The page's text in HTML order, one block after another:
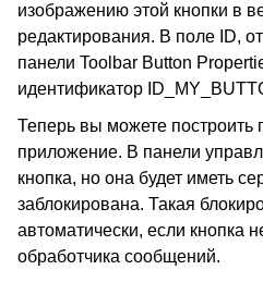
изображению этой кнопки в
редактирования. В поле ID,
панели Toolbar Button
идентификатор
Теперь вы можете построить
приложение. В панели
кнопка, но она будет иметь
заблокирована. Такая
автоматически, если кнопка
обработчика сообщений.